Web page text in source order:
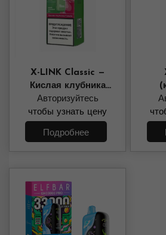
X-LINK Classic —
Кислая клубника
питайя
Авторизуйтесь
чтобы узнать цену
Подробнее